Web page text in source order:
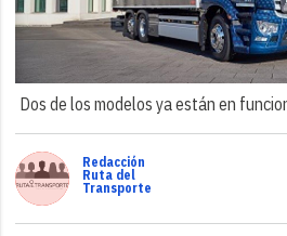
Dos de los modelos ya están en
Redacción
Ruta del
Transporte